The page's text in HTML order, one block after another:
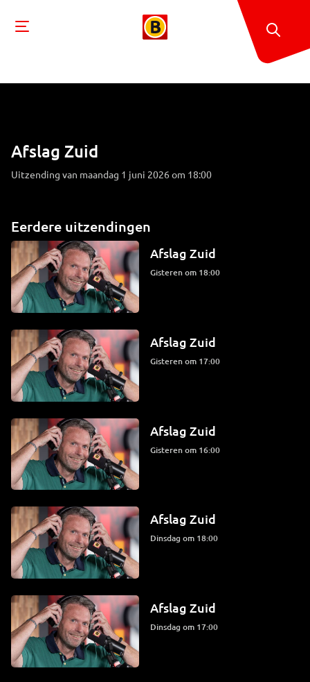
Afslag Zuid
Uitzending van maandag 1 juni 2026 om 18:00
Eerdere uitzendingen
Afslag Zuid
Gisteren om 18:00
Afslag Zuid
Gisteren om 17:00
Afslag Zuid
Gisteren om 16:00
Afslag Zuid
dinsdag om 18:00
Afslag Zuid
dinsdag om 17:00